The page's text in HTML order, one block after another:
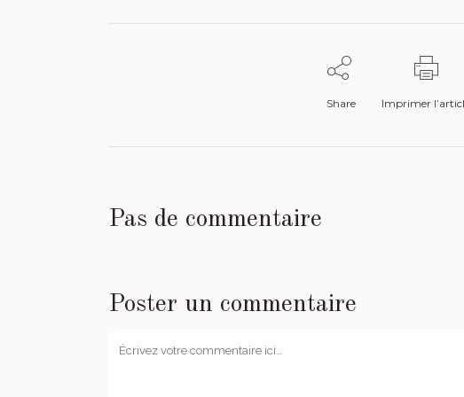
Share Imprimer
Pas de commentaire
Poster un commentaire